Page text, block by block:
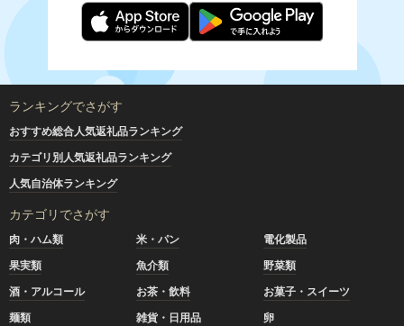
ランキングでさがす
おすすめ総合人気返礼品ランキング
カテゴリ別人気返礼品ランキング
人気自治体ランキング
カテゴリでさがす
肉・ハム類 米・パン
電化製品
果実類
魚介類
野菜類
酒・アルコール
お茶・飲料
お菓子・スイーツ
麺類
雑貨・日用品
卵